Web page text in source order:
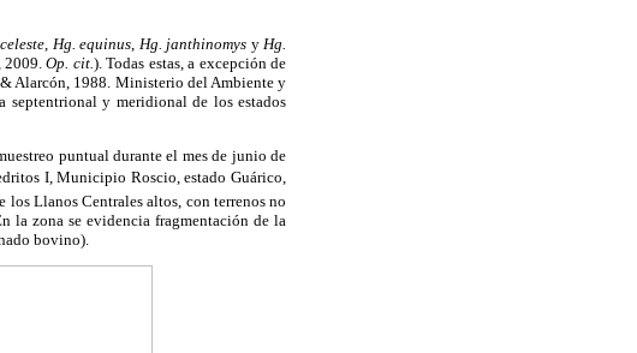
Hg. equinus Hg. janthinomys y Hg.
2009.Op. cit. ). Todas estas, a excepción de
Alarcón, 1988. Ministerio del Ambiente y
septentrional y meridional de los estados
puntual durante el mes de junio de
I, Municipio Roscio, estado Guárico,
Llanos Centrales altos, con terrenos no
la zona se evidencia fragmentación de la
bovino).